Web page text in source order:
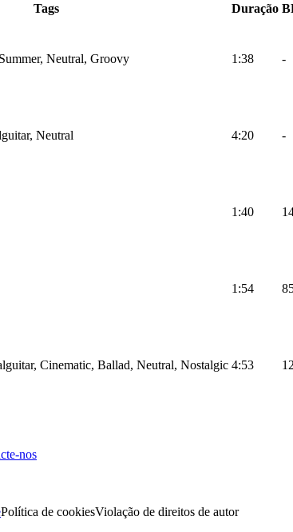
Tags Duração
Neutral, Groovy 1:38 -
Neutral 4:20 -
1:40
1:54
Cinematic, Ballad, Neutral, Nostalgic 4:53
nos
Política de cookiesViolação de direitos de autor